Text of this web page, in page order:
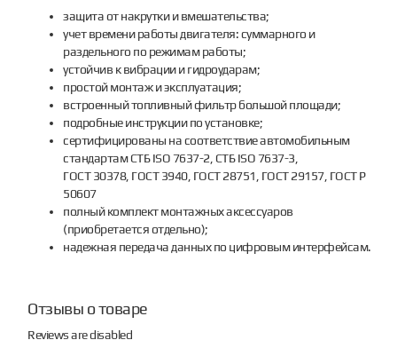
защита от накрутки и вмешательства;
учет времени работы двигателя: суммарного и
раздельного по режимам работы;
устойчив к вибрации и гидроударам;
простой монтаж и эксплуатация;
встроенный топливный фильтр большой площади;
подробные инструкции по установке;
сертифицированы на соответствие автомобильным
стандартам СТБ ISO 7637-2, СТБ ISO 7637-3,
ГОСТ 30378, ГОСТ 3940, ГОСТ 28751, ГОСТ 29157, ГОСТ Р
50607
полный комплект монтажных аксессуаров
(приобретается отдельно);
надежная передача данных по цифровым интерфейсам.
Отзывы о товаре
Reviews are disabled